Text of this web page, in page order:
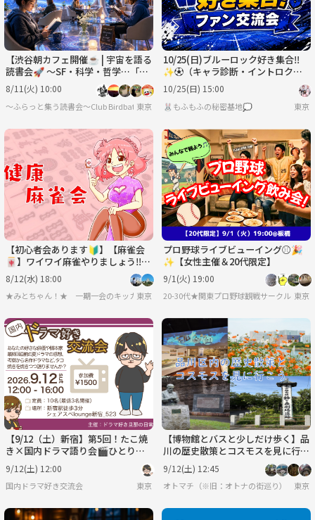
【渋谷朝カフェ開催☕️ | 宇宙を語る
読書会🚀 〜SF・科学・哲学…「宇
宙」をテーマに語りませんか？〜】
8/11(火) 10:00
〜ふらっと集う読書会〜Club Birdbath東京
10/25(日)ブルーロック好き集合‼️
✨️⚽️（キャラ診断・イントロクイ
ズ・推し語り）
10/25(日) 15:00
🐰もふもふの秘密基地💭 東京
【初心者会あります🔰】【麻雀会
🀄️】ワイワイ麻雀やりましょう‼️in
駒込(夜)
8/12(水) 18:00
★みとちゃん！★ 一期一会のキッカケを大切に
東京
プロ野球ライブビューイング⚾️🎉
✨【女性主催＆20代限定】
9/1(火) 19:00
20-30代★関東プロ野球観戦サークル♪東京
【9/12（土）新宿】第5回！たこ焼
き×国内ドラマ語り会🎬ひとり参
加大歓迎！
9/12(土) 12:00
国内ドラマ好き交流会 東京
【博物館とバスと少しだけ歩く】品
川の歴史散策とコスモスを見に行こ
う（説明・解説有り）
9/12(土) 12:45
オトマチ（※旧：オトナの街巡り）【年
東京